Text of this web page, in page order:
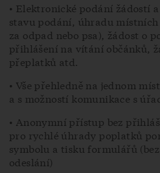
• Elektronické podání žádostí
stavu podání, úhradu
za odpad nebo psa), žádost o
přihlášení na vítání občánků,
přeplatků atd.
• Vše přehledně na jednom
a s možností komunikace s
• Anonymní přístup bez
pro rychlé úhrady poplatků
symbolu a tisku formulářů
odeslání)